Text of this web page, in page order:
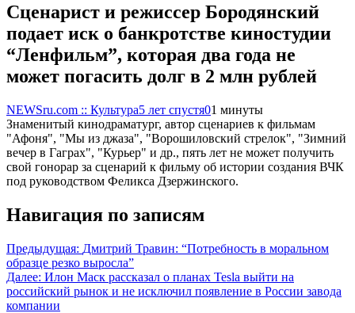
Сценарист и режиссер Бородянский
подает иск о банкротстве киностудии
“Ленфильм”, которая два года не
может погасить долг в 2 млн рублей
NEWSru.com :: Культура5 лет спустя01 минуты
Знаменитый кинодраматург, автор сценариев к фильмам
"Афоня", "Мы из джаза", "Ворошиловский стрелок", "Зимний
вечер в Гаграх", "Курьер" и др., пять лет не может получить
свой гонорар за сценарий к фильму об истории создания ВЧК
под руководством Феликса Дзержинского.
Навигация по записям
Предыдущая: Дмитрий Травин: “Потребность в моральном
образце резко выросла”
Далее: Илон Маск рассказал о планах Tesla выйти на
российский рынок и не исключил появление в России завода
компании